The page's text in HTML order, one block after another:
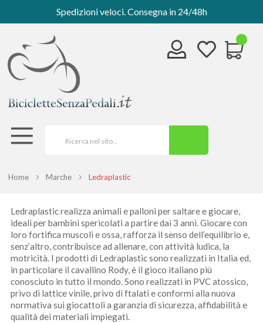
Spedizioni veloci. Consegna in 24/48h
Home Marche Ledraplastic
Ledraplastic realizza animali e palloni per saltare e giocare,
ideali per bambini spericolati a partire dai 3 anni. Giocare con
loro fortifica muscoli e ossa, rafforza il senso dell’equilibrio e,
senz’altro, contribuisce ad allenare, con attività ludica, la
motricità. I prodotti di Ledraplastic sono realizzati in Italia ed,
in particolare il cavallino Rody, è il gioco italiano più
conosciuto in tutto il mondo. Sono realizzati in PVC atossico,
privo di lattice vinile, privo di ftalati e conformi alla nuova
normativa sui giocattoli a garanzia di sicurezza, affidabilità e
qualità dei materiali impiegati.